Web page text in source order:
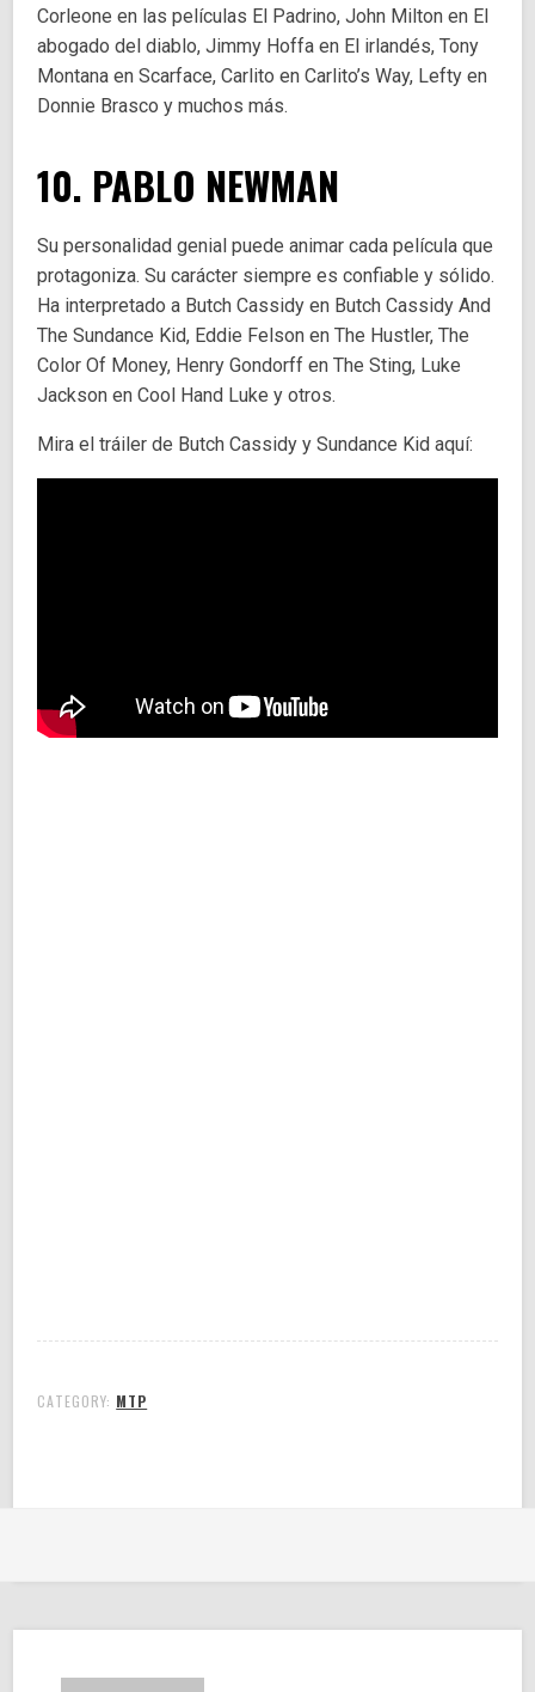
Corleone en las películas El Padrino, John Milton en El
abogado del diablo, Jimmy Hoffa en El irlandés, Tony
Montana en Scarface, Carlito en Carlito’s Way, Lefty en
Donnie Brasco y muchos más.
10. PABLO NEWMAN
Su personalidad genial puede animar cada película que
protagoniza. Su carácter siempre es confiable y sólido.
Ha interpretado a Butch Cassidy en Butch Cassidy And
The Sundance Kid, Eddie Felson en The Hustler, The
Color Of Money, Henry Gondorff en The Sting, Luke
Jackson en Cool Hand Luke y otros.
Mira el tráiler de Butch Cassidy y Sundance Kid aquí:
CATEGORY: MTP